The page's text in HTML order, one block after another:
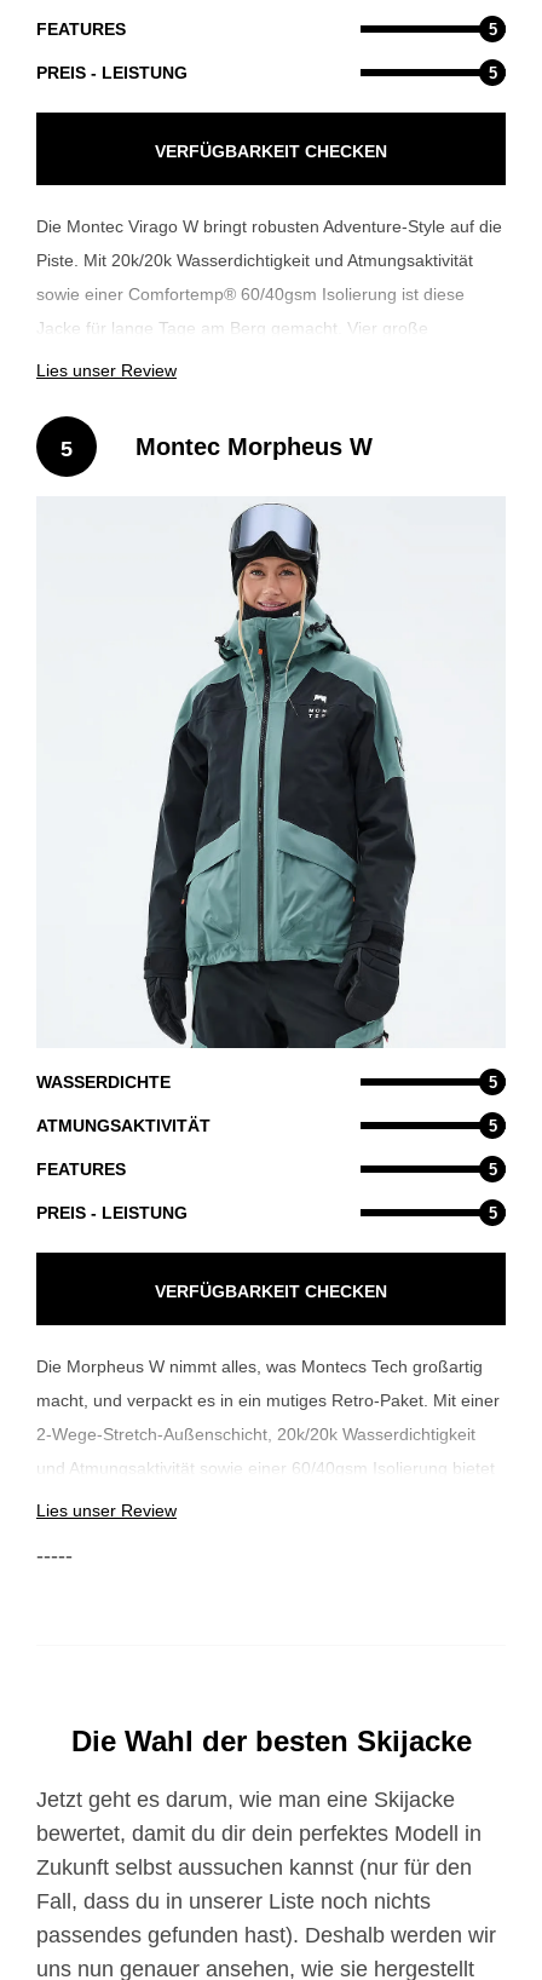
FEATURES 5
PREIS - LEISTUNG 5
VERFÜGBARKEIT CHECKEN
Die Montec Virago W bringt robusten Adventure-Style auf die
Piste. Mit 20k/20k Wasserdichtigkeit und Atmungsaktivität
sowie einer Comfortemp® 60/40gsm Isolierung ist diese
Jacke für lange Tage am Berg gemacht. Vier große
Außentaschen und ein verlängerter Drop-Tail-Schnitt sorgen
Beschichtung in Kombination mit einem elastischen
Schneefang Schnee und Feuchtigkeit zuverlässig draußen
Freiheit in einem ästhetischen Gesamtpaket suchen!
Lies unser Review
5 Montec Morpheus W
WASSERDICHTE 5
ATMUNGSAKTIVITÄT 5
FEATURES 5
PREIS - LEISTUNG 5
VERFÜGBARKEIT CHECKEN
Die Morpheus W nimmt alles, was Montecs Tech großartig
macht, und verpackt es in ein mutiges Retro-Paket. Mit einer
2-Wege-Stretch-Außenschicht, 20k/20k Wasserdichtigkeit
und Atmungsaktivität sowie einer 60/40gsm Isolierung bietet
die Morpheus die perfekte Balance aus Wärme, Performance
Lies unser Review
-----
Die Wahl der besten Skijacke
Jetzt geht es darum, wie man eine Skijacke
bewertet, damit du dir dein perfektes Modell in
Zukunft selbst aussuchen kannst (nur für den
Fall, dass du in unserer Liste noch nichts
passendes gefunden hast). Deshalb werden wir
uns nun genauer ansehen, wie sie hergestellt